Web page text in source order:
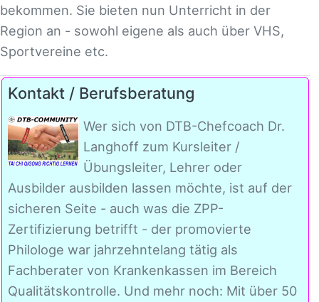
bekommen. Sie bieten nun Unterricht in der
Region an - sowohl eigene als auch über VHS,
Sportvereine etc.
Kontakt / Berufsberatung
Wer sich von DTB-Chefcoach Dr.
Langhoff zum Kursleiter /
Übungsleiter, Lehrer oder
Ausbilder ausbilden lassen möchte, ist auf der
sicheren Seite - auch was die ZPP-
Zertifizierung betrifft - der promovierte
Philologe war jahrzehntelang tätig als
Fachberater von Krankenkassen im Bereich
Qualitätskontrolle. Und mehr noch: Mit über 50